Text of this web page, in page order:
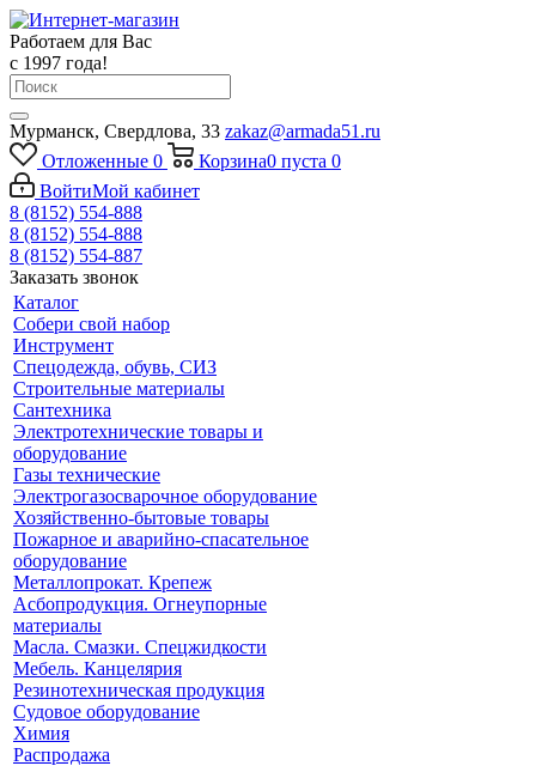
Работаем для Вас
с 1997 года!
Мурманск, Свердлова, 33 zakaz@armada51.ru
Отложенные 0 Корзина0 пуста 0
ВойтиМой кабинет
8 (8152) 554-888
8 (8152) 554-888
8 (8152) 554-887
Заказать звонок
Каталог
Собери свой набор
Инструмент
Спецодежда, обувь, СИЗ
Строительные материалы
Сантехника
Электротехнические товары и
оборудование
Газы технические
Электрогазосварочное оборудование
Хозяйственно-бытовые товары
Пожарное и аварийно-спасательное
оборудование
Металлопрокат. Крепеж
Асбопродукция. Огнеупорные
материалы
Масла. Смазки. Спецжидкости
Мебель. Канцелярия
Резинотехническая продукция
Судовое оборудование
Химия
Распродажа